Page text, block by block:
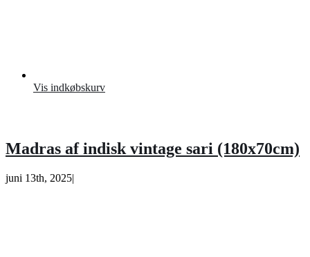
Vis indkøbskurv
Madras af indisk vintage sari (180x70cm)
juni 13th, 2025|